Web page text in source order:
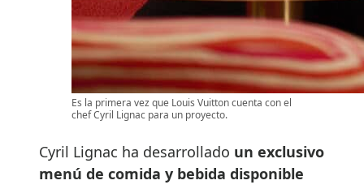
Es la primera vez que Louis Vuitton cuenta con el
chef Cyril Lignac para un proyecto.
Cyril Lignac ha desarrollado un exclusivo
menú de comida y bebida disponible